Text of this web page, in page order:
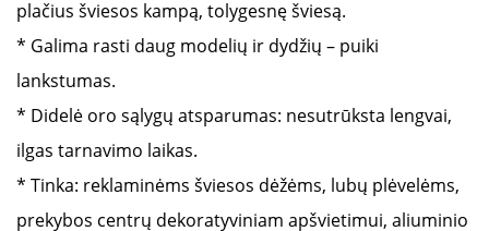
plačius šviesos kampą, tolygesnę šviesą.
* Galima rasti daug modelių ir dydžių – puiki
lankstumas.
* Didelė oro sąlygų atsparumas: nesutrūksta lengvai,
ilgas tarnavimo laikas.
* Tinka: reklaminėms šviesos dėžėms, lubų plėvelėms,
prekybos centrų dekoratyviniam apšvietimui, aliuminio